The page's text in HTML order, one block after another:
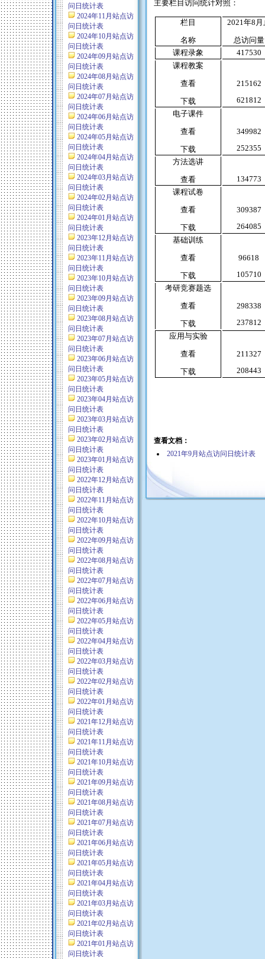
问日统计表
2024年11月站点访
问日统计表
2024年10月站点访
问日统计表
2024年09月站点访
问日统计表
2024年08月站点访
问日统计表
2024年07月站点访
问日统计表
2024年06月站点访
问日统计表
2024年05月站点访
问日统计表
2024年04月站点访
问日统计表
2024年03月站点访
问日统计表
2024年02月站点访
问日统计表
2024年01月站点访
问日统计表
2023年12月站点访
问日统计表
2023年11月站点访
问日统计表
2023年10月站点访
问日统计表
2023年09月站点访
问日统计表
2023年08月站点访
问日统计表
2023年07月站点访
问日统计表
2023年06月站点访
问日统计表
2023年05月站点访
问日统计表
2023年04月站点访
问日统计表
2023年03月站点访
问日统计表
2023年02月站点访
问日统计表
2023年01月站点访
问日统计表
2022年12月站点访
问日统计表
2022年11月站点访
问日统计表
2022年10月站点访
问日统计表
2022年09月站点访
问日统计表
2022年08月站点访
问日统计表
2022年07月站点访
问日统计表
2022年06月站点访
问日统计表
2022年05月站点访
问日统计表
2022年04月站点访
问日统计表
2022年03月站点访
问日统计表
2022年02月站点访
问日统计表
2022年01月站点访
问日统计表
2021年12月站点访
问日统计表
2021年11月站点访
问日统计表
2021年10月站点访
问日统计表
2021年09月站点访
问日统计表
2021年08月站点访
问日统计表
2021年07月站点访
问日统计表
2021年06月站点访
问日统计表
2021年05月站点访
问日统计表
2021年04月站点访
问日统计表
2021年03月站点访
问日统计表
2021年02月站点访
问日统计表
2021年01月站点访
问日统计表
主要栏目访问统计对照：
栏目
名称
2021年8
总访问量
课程录象
417530
课程教案
查看
下载
215162
621812
电子课件
查看
下载
349982
252355
方法选讲
查看
134773
课程试卷
查看
下载
309387
264085
基础训练
查看
下载
96618
105710
考研竞赛题选
查看
下载
298338
237812
应用与实验
查看
下载
211327
208443
查看文档：
2021年9月站点访问日统计表